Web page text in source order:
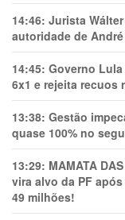
14:46: Jurista
autoridade de
14:45: Governo
6x1 e rejeita recuos
13:38: Gestão
quase 100% no
13:29: MAMATA
vira alvo da PF
49 milhões!